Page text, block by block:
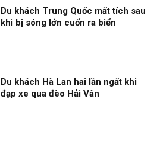
Du khách Trung Quốc mất tích sau
khi bị sóng lớn cuốn ra biển
Du khách Hà Lan hai lần ngất khi
đạp xe qua đèo Hải Vân